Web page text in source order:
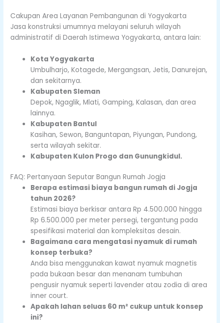
Cakupan Area Layanan Pembangunan di Yogyakarta
Jasa konstruksi umumnya melayani seluruh wilayah
administratif di Daerah Istimewa Yogyakarta, antara lain:
Kota Yogyakarta
Umbulharjo, Kotagede, Mergangsan, Jetis, Danurejan,
dan sekitarnya.
Kabupaten Sleman
Depok, Ngaglik, Mlati, Gamping, Kalasan, dan area
lainnya.
Kabupaten Bantul
Kasihan, Sewon, Banguntapan, Piyungan, Pundong,
serta wilayah sekitar.
Kabupaten Kulon Progo dan Gunungkidul.
FAQ: Pertanyaan Seputar Bangun Rumah Jogja
Berapa estimasi biaya bangun rumah di Jogja
tahun 2026?
Estimasi biaya berkisar antara Rp 4.500.000 hingga
Rp 6.500.000 per meter persegi, tergantung pada
spesifikasi material dan kompleksitas desain.
Bagaimana cara mengatasi nyamuk di rumah
konsep terbuka?
Anda bisa menggunakan kawat nyamuk magnetis
pada bukaan besar dan menanam tumbuhan
pengusir nyamuk seperti lavender atau zodia di area
inner court.
Apakah lahan seluas 60 m² cukup untuk konsep
ini?